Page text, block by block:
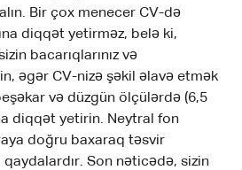
alın. Bir çox menecer CV-də
diqqət yetirməz, belə ki,
bacarıqlarınız və
əgər CV-nizə şəkil əlavə etmək
və düzgün ölçülərdə (6,5
diqqət yetirin. Neytral fon
doğru baxaraq təsvir
Son nəticədə, sizin